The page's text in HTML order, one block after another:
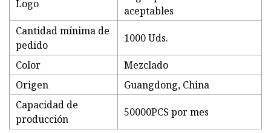
Logo
aceptables
Cantidad mínima de
pedido
1000 Uds.
Color
Mezclado
Origen
Guangdong, China
Capacidad de
producción
50000PCS por mes